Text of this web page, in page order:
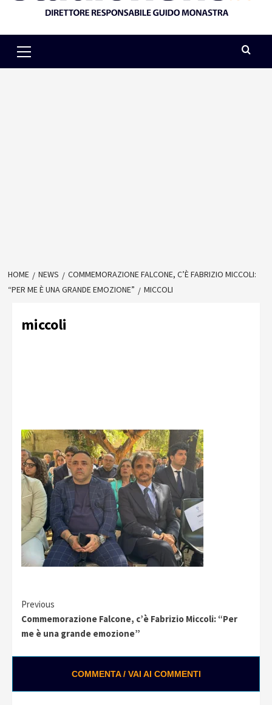
Menu
HOME NEWS
COMMEMORAZIONE FALCONE, C’È FABRIZIO MICCOLI:
“PER ME È UNA GRANDE EMOZIONE”
MICCOLI
miccoli
Continue
Reading
Previous
Commemorazione Falcone, c’è Fabrizio Miccoli: “Per
me è una grande emozione”
COMMENTA / VAI AI COMMENTI